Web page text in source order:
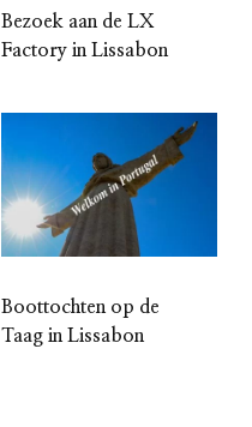
Bezoek aan de LX
Factory in Lissabon
Boottochten op de
Taag in Lissabon